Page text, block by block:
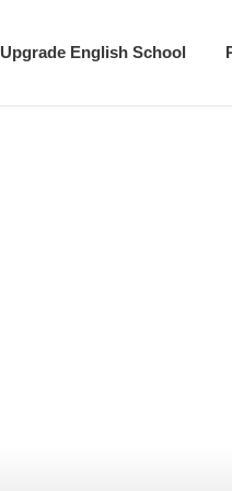
Upgrade English School